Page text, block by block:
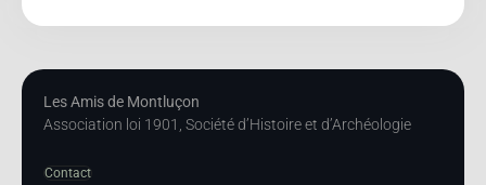
Les Amis de Montluçon
Association loi 1901, Société d’Histoire et d’Archéologie
Contact